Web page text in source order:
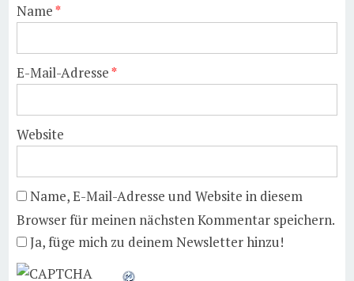
Name*
E-Mail-Adresse*
Website
Name, E-Mail-Adresse und Website in diesem
Browser für meinen nächsten Kommentar speichern.
Ja, füge mich zu deinem Newsletter hinzu!